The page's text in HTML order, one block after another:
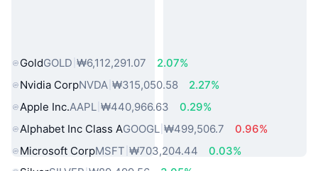
GoldGOLD ₩6,112,291.07
2.07%
Nvidia CorpNVDA ₩315,050.58
2.27%
Apple Inc.AAPL ₩440,966.63
0.29%
Alphabet Inc Class AGOOGL ₩499,506.7
0.96%
Microsoft CorpMSFT ₩703,204.44
0.03%